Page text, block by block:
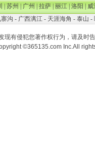
|苏州|广州|拉萨|丽江|洛阳|威
寨沟 - 广西漓江- 天涯海角 - 泰山 -
现有侵犯您著作权行为，请及时
©365135.com Inc.All